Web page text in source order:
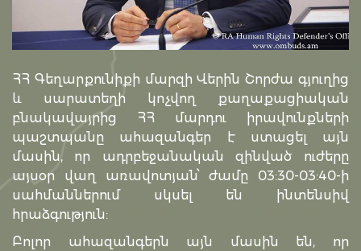
ՀՀ Գեղարքունիքի մարզի Վերին Շորժա գյուղից
և սարատեղի կոչվող քաղաքացիական
բնակավայրից ՀՀ մարդու իրավունքների
պաշտպանը ահազանգեր է ստացել այն
մասին, որ ադրբեջանական զինված ուժերը
այսօր վաղ առավոտյան՝ ժամը 03:30-03:40-ի
սահմաններում սկսել են ինտենսիվ
հրաձգություն:
Բոլոր ահազանգերն այն մասին են, որ